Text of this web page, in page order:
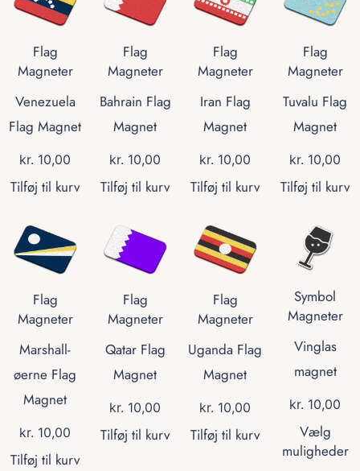
Flag
Magneter
Venezuela
Flag Magnet
kr. 10,00
Tilføj til kurv
Flag
Magneter
Bahrain Flag
Magnet
kr. 10,00
Tilføj til kurv
Flag
Magneter
Iran Flag
Magnet
kr. 10,00
Tilføj til kurv
Flag
Magneter
Tuvalu Flag
Magnet
kr. 10,00
Tilføj til kurv
Flag
Magneter
Marshall-
øerne Flag
Magnet
kr. 10,00
Tilføj til kurv
Flag
Magneter
Qatar Flag
Magnet
kr. 10,00
Tilføj til kurv
Flag
Magneter
Uganda Flag
Magnet
kr. 10,00
Tilføj til kurv
Symbol
Magneter
Vinglas
magnet
kr. 10,00
Vælg
muligheder